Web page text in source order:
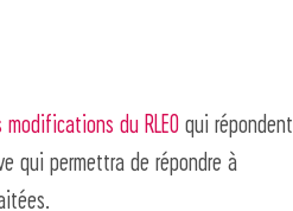
modifications du RLEO qui répondent
qui permettra de répondre à